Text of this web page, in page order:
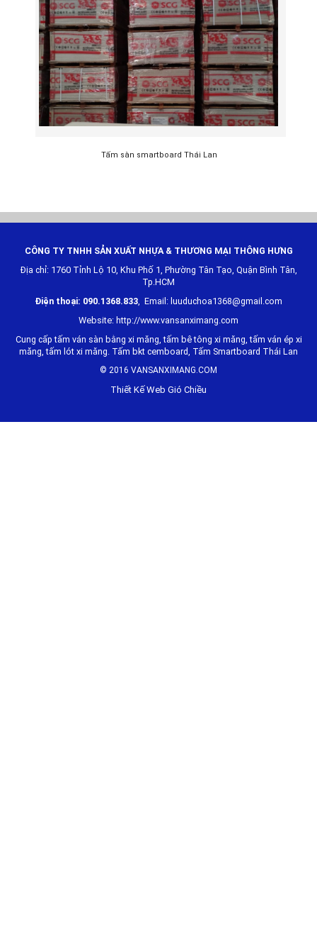
Tấm sàn smartboard Thái Lan
CÔNG TY TNHH SẢN XUẤT NHỰA & THƯƠNG MẠI THÔNG HƯNG
Địa chỉ: 1760 Tỉnh Lộ 10, Khu Phố 1, Phường Tân Tạo, Quận Bình Tân,
Tp.HCM
Điện thoại: 090.1368.833 , Email: luuduchoa1368@gmail.com
Website: http://www.vansanximang.com
Cung cấp tấm ván sàn bằng xi măng, tấm bê tông xi măng, tấm ván ép xi
măng, tấm lót xi măng. Tấm bkt cemboard, Tấm Smartboard Thái Lan
© 2016 VANSANXIMANG.COM
Thiết Kế Web Gió Chiều